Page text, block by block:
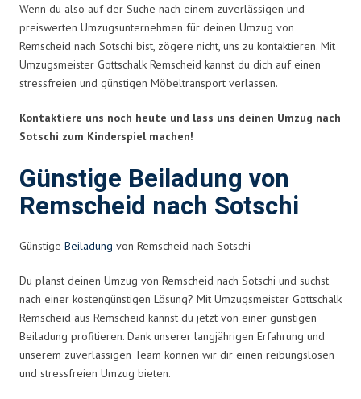
Wenn du also auf der Suche nach einem zuverlässigen und
preiswerten Umzugsunternehmen für deinen Umzug von
Remscheid nach Sotschi bist, zögere nicht, uns zu kontaktieren. Mit
Umzugsmeister Gottschalk Remscheid kannst du dich auf einen
stressfreien und günstigen Möbeltransport verlassen.
Kontaktiere uns noch heute und lass uns deinen Umzug nach
Sotschi zum Kinderspiel machen!
Günstige Beiladung von
Remscheid nach Sotschi
Günstige Beiladung von Remscheid nach Sotschi
Du planst deinen Umzug von Remscheid nach Sotschi und suchst
nach einer kostengünstigen Lösung? Mit Umzugsmeister Gottschalk
Remscheid aus Remscheid kannst du jetzt von einer günstigen
Beiladung profitieren. Dank unserer langjährigen Erfahrung und
unserem zuverlässigen Team können wir dir einen reibungslosen
und stressfreien Umzug bieten.